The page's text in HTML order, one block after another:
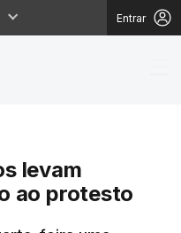
Entrar
levam
ao protesto